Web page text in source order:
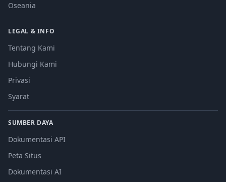
Oseania
LEGAL & INFO
Tentang Kami
Hubungi Kami
Privasi
Syarat
SUMBER DAYA
Dokumentasi API
Peta Situs
Dokumentasi AI